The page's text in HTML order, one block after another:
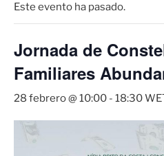
Este evento ha pasado.
Jornada de
Familiares
28 febrero @ 10:00 - 18:30